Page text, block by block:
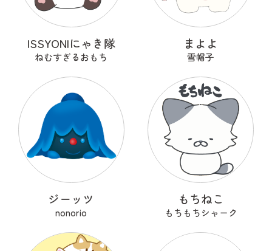
ISSYONIにゃき隊
ねむすぎるおもち
まよよ
雪帽子
ジーッツ
nonorio
もちねこ
もちもちシャーク